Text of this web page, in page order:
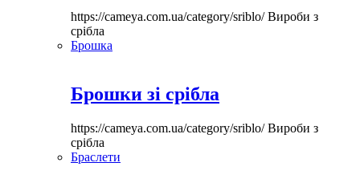
https://cameya.com.ua/category/sriblo/Вироби з
срібла
Брошка
Брошки зі срібла
https://cameya.com.ua/category/sriblo/Вироби з
срібла
Браслети